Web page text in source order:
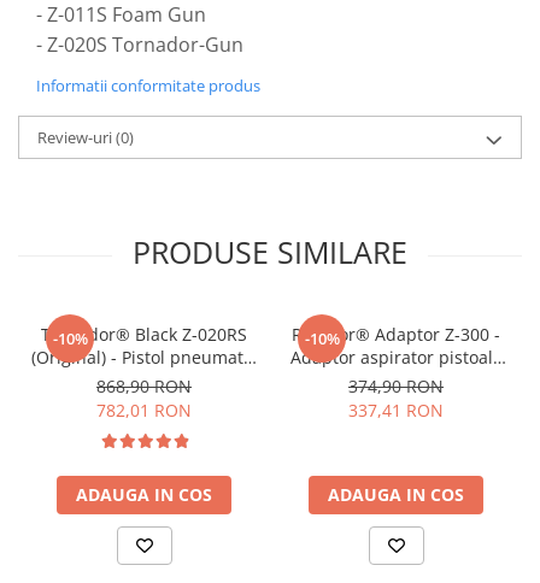
- Z-011S Foam Gun
- Z-020S Tornador-Gun
Informatii conformitate produs
Review-uri(0)
PRODUSE SIMILARE
-10%
Tornador® Black Z-020RS
(Original) - Pistol pneumatic
pentru curățare
868,90 RON
782,01 RON
ADAUGA IN COS
-10%
Rotador® Adaptor Z-300 -
Adaptor aspirator pistoale
pneumatice seria RS
374,90 RON
337,41 RON
ADAUGA IN COS